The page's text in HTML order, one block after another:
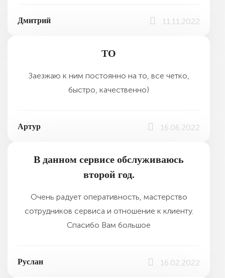
Дмитрий 11.11.2022
ТО
Заезжаю к ним постоянно на то, все четко,
быстро, качественно)
Артур 16.06.2022
В данном сервисе обслуживаюсь
второй год.
Очень радует оперативность, мастерство
сотрудников сервиса и отношение к клиенту.
Спасибо Вам большое
Руслан 16.02.2022